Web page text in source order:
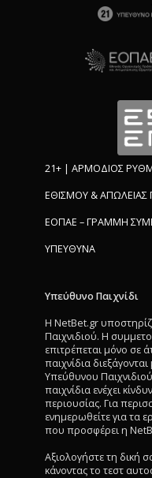
21+ | ΑΡΜΟΔΙΟΣ
ΕΘΙΣΜΟΥ & ΑΠΩΛΕΙΑΣ
ΕΟΠΑΕ – ΓΡΑΜΜΗ
ΥΠΕΥΘΥΝΑ
Υπεύθυνο Παιχνίδι
Η NetBet.gr
Παιχνιδιού. Η
επιτρέπεται μόνο σε
παιχνίδια
Υπεύθυνου
παιχνίδια ενέχει
περιουσίας. Για
ενημερωθείτε για τα
που προσφέρει η
Αξιολογήστε τη δική
κάνοντας το τεστ